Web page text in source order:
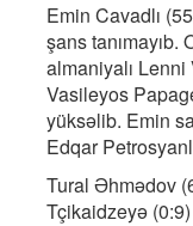
Emin Cavadlı
şans
almaniyalı Lenni
Vasileyos
yüksəlib. Emin
Edqar
Tural Əhmədov
Tçikaidzeyə